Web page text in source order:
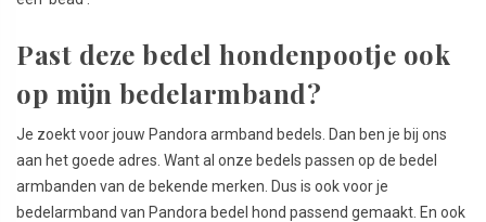
Past deze bedel hondenpootje ook
op mijn bedelarmband?
Je zoekt voor jouw Pandora armband bedels. Dan ben je bij ons
aan het goede adres. Want al onze bedels passen op de bedel
armbanden van de bekende merken. Dus is ook voor je
bedelarmband van Pandora bedel hond passend gemaakt. En ook